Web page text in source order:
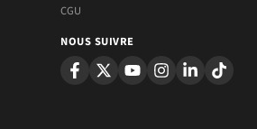
CGU
NOUS SUIVRE